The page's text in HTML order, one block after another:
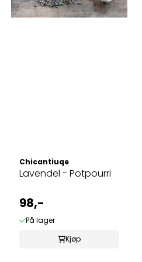
Chicantiuqe
Lavendel - Potpourri
98,-
På lager
Kjøp